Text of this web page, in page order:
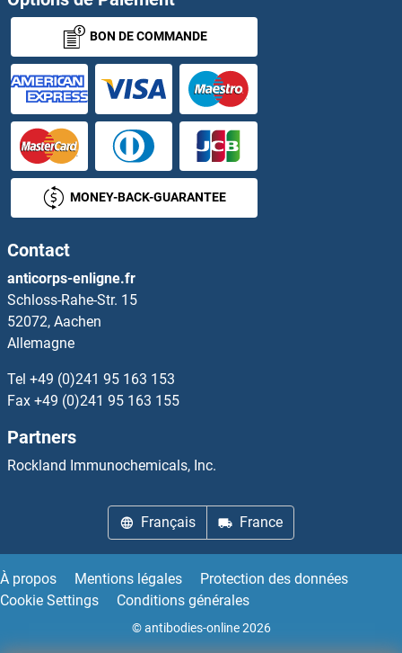
TNFSF9 Anticorps
TNIP1 Anticorps
TNIP2 Anticorps
TNIP3 Anticorps
TNK1 Anticorps
TNKS1BP1 Anticorps
TNKS2 Anticorps
TNMD Anticorps
TNNI1 Anticorps
TNNI1 Anticorps
BON DE COMMANDE
MONEY-BACK-GUARANTEE
Contact
anticorps-enligne.fr
Schloss-Rahe-Str. 15
52072, Aachen
Allemagne
Tel +49 (0)241 95 163 153
Fax +49 (0)241 95 163 155
Partners
Rockland Immunochemicals, Inc.
Français France
À propos Mentions légales
Protection des données
Cookie Settings
Conditions générales
© antibodies-online 2026